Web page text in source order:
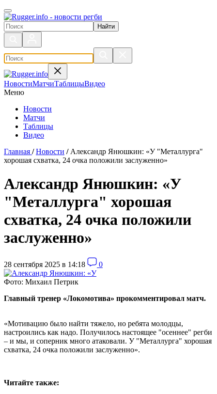
Поиск по сайту
НовостиМатчиТаблицыВидео
Меню
Новости
Матчи
Таблицы
Видео
Главная / Новости / Александр Янюшкин: «У "Металлурга"
хорошая схватка, 24 очка положили заслуженно»
Александр Янюшкин: «У
"Металлурга" хорошая
схватка, 24 очка положили
заслуженно»
28 сентября 2025 в 14:18 0
Фото: Михаил Петрик
Главный тренер «Локомотива» прокомментировал матч.
«Мотивацию было найти тяжело, но ребята молодцы,
настроились как надо. Получилось настоящее "осеннее" регби
– и мы, и соперник много атаковали. У "Металлурга" хорошая
схватка, 24 очка положили заслуженно».
Читайте также: